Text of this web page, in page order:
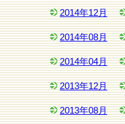
2014年12月
2014年08月
2014年04月
2013年12月
2013年08月